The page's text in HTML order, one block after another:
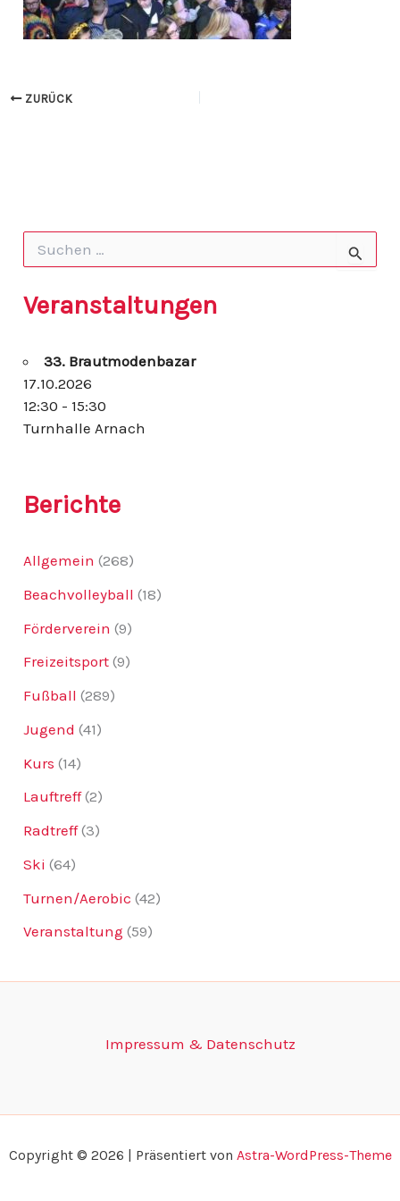
ZURÜCK
h
e
a
c
h
Veranstaltungen
33. Brautmodenbazar
17.10.2026
12:30 - 15:30
Turnhalle Arnach
Berichte
Allgemein (268)
Beachvolleyball (18)
Förderverein (9)
Freizeitsport (9)
Fußball (289)
Jugend (41)
Kurs (14)
Lauftreff(2)
Radtreff(3)
Ski (64)
Turnen/Aerobic (42)
Veranstaltung (59)
Impressum & Datenschutz
Copyright © 2026 | Präsentiert von Astra-WordPress-Theme